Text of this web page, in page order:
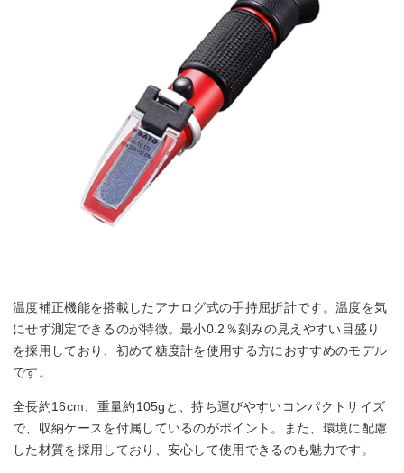
温度補正機能を搭載したアナログ式の手持屈折計です。温度を気
にせず測定できるのが特徴。最小0.2％刻みの見えやすい目盛り
を採用しており、初めて糖度計を使用する方におすすめのモデル
です。
全長約16cm、重量約105gと、持ち運びやすいコンパクトサイズ
で、収納ケースを付属しているのがポイント。また、環境に配慮
した材質を採用しており、安心して使用できるのも魅力です。